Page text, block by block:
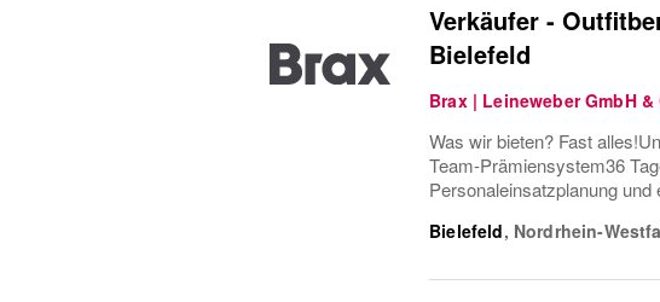
Verkäufer -
Bielefeld
Brax | Leineweber GmbH &
Was wir bieten? Fast
Team-Prämiensystem36
Personaleinsatzplanung
Bielefeld, Nordrhein-